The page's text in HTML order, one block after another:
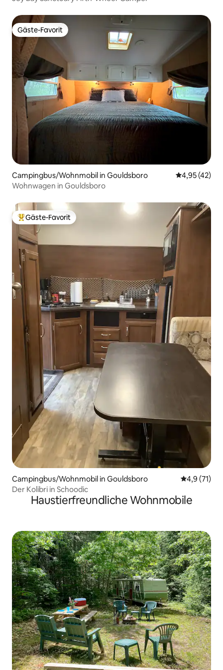
Gäste-Favorit
Gäste-Favorit
Campingbus/Wohnmobil in Gouldsboro
4,95 (42)
Wohnwagen in Gouldsboro
Beliebter Gäste-Favorit.
Gäste-Favorit
Campingbus/Wohnmobil in Gouldsboro
4,9 (71)
Der Kolibri in Schoodic
Haustierfreundliche Wohnmobile